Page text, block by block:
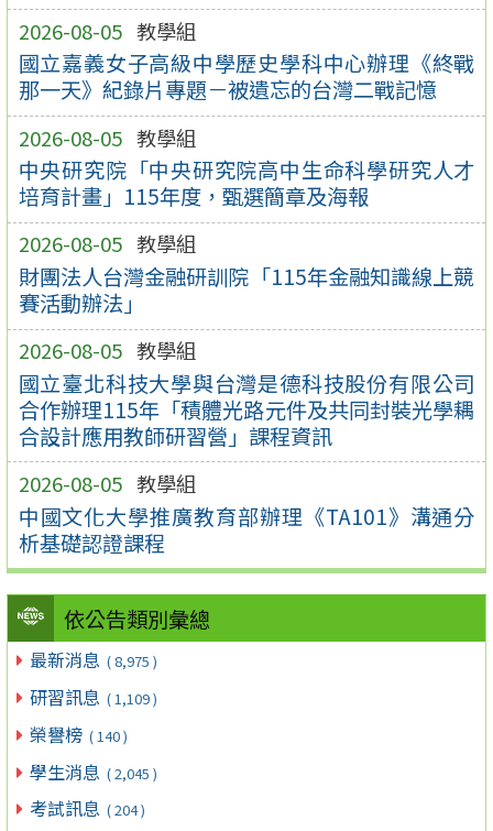
2026-08-05 教學組
國立嘉義女子高級中學歷史學科中心辦理《終戰
那一天》紀錄片專題－被遺忘的台灣二戰記憶
2026-08-05 教學組
中央研究院「中央研究院高中生命科學研究人才
培育計畫」115年度，甄選簡章及海報
2026-08-05 教學組
財團法人台灣金融研訓院「115年金融知識線上競
賽活動辦法」
2026-08-05 教學組
國立臺北科技大學與台灣是德科技股份有限公司
合作辦理115年「積體光路元件及共同封裝光學耦
合設計應用教師研習營」課程資訊
2026-08-05 教學組
中國文化大學推廣教育部辦理《TA101》溝通分
析基礎認證課程
依公告類別彙總
最新消息 ( 8,975 )
研習訊息 ( 1,109 )
榮譽榜 ( 140 )
學生消息 ( 2,045 )
考試訊息 ( 204 )